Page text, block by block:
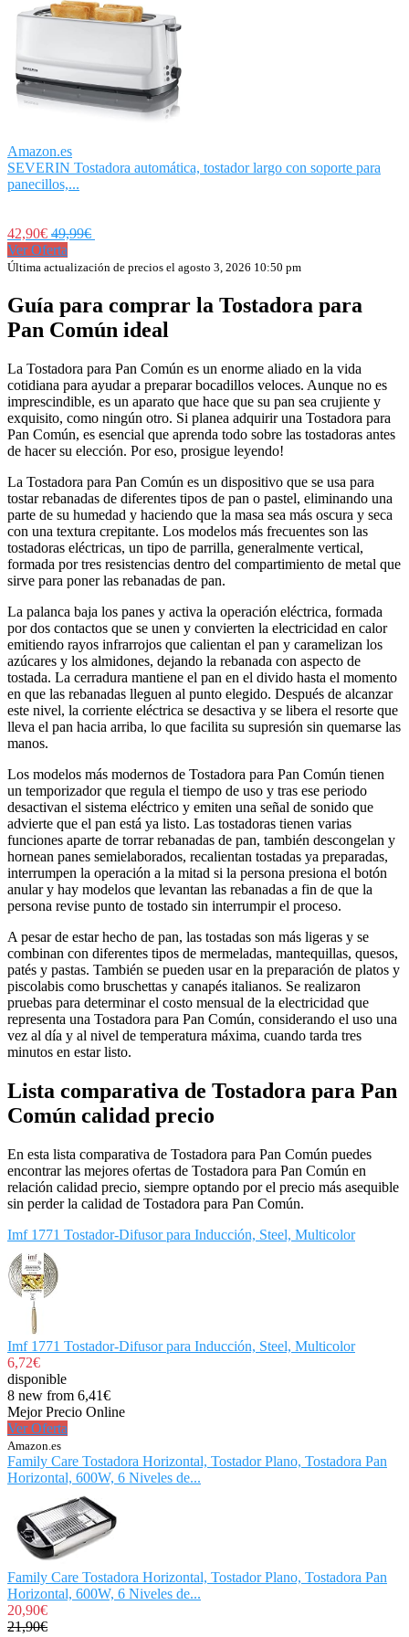
Amazon.es
SEVERIN Tostadora automática, tostador largo con soporte para
panecillos,...
42,90€ 49,99€
Ver Oferta
Última actualización de precios el agosto 3, 2026 10:50 pm
Guía para comprar la Tostadora para
Pan Común ideal
La Tostadora para Pan Común es un enorme aliado en la vida
cotidiana para ayudar a preparar bocadillos veloces. Aunque no es
imprescindible, es un aparato que hace que su pan sea crujiente y
exquisito, como ningún otro. Si planea adquirir una Tostadora para
Pan Común, es esencial que aprenda todo sobre las tostadoras antes
de hacer su elección. Por eso, prosigue leyendo!
La Tostadora para Pan Común es un dispositivo que se usa para
tostar rebanadas de diferentes tipos de pan o pastel, eliminando una
parte de su humedad y haciendo que la masa sea más oscura y seca
con una textura crepitante. Los modelos más frecuentes son las
tostadoras eléctricas, un tipo de parrilla, generalmente vertical,
formada por tres resistencias dentro del compartimiento de metal que
sirve para poner las rebanadas de pan.
La palanca baja los panes y activa la operación eléctrica, formada
por dos contactos que se unen y convierten la electricidad en calor
emitiendo rayos infrarrojos que calientan el pan y caramelizan los
azúcares y los almidones, dejando la rebanada con aspecto de
tostada. La cerradura mantiene el pan en el divido hasta el momento
en que las rebanadas lleguen al punto elegido. Después de alcanzar
este nivel, la corriente eléctrica se desactiva y se libera el resorte que
lleva el pan hacia arriba, lo que facilita su supresión sin quemarse las
manos.
Los modelos más modernos de Tostadora para Pan Común tienen
un temporizador que regula el tiempo de uso y tras ese periodo
desactivan el sistema eléctrico y emiten una señal de sonido que
advierte que el pan está ya listo. Las tostadoras tienen varias
funciones aparte de torrar rebanadas de pan, también descongelan y
hornean panes semielaborados, recalientan tostadas ya preparadas,
interrumpen la operación a la mitad si la persona presiona el botón
anular y hay modelos que levantan las rebanadas a fin de que la
persona revise punto de tostado sin interrumpir el proceso.
A pesar de estar hecho de pan, las tostadas son más ligeras y se
combinan con diferentes tipos de mermeladas, mantequillas, quesos,
patés y pastas. También se pueden usar en la preparación de platos y
piscolabis como bruschettas y canapés italianos. Se realizaron
pruebas para determinar el costo mensual de la electricidad que
representa una Tostadora para Pan Común, considerando el uso una
vez al día y al nivel de temperatura máxima, cuando tarda tres
minutos en estar listo.
Lista comparativa de Tostadora para Pan
Común calidad precio
En esta lista comparativa de Tostadora para Pan Común puedes
encontrar las mejores ofertas de Tostadora para Pan Común en
relación calidad precio, siempre optando por el precio más asequible
sin perder la calidad de Tostadora para Pan Común.
Imf 1771 Tostador-Difusor para Inducción, Steel, Multicolor
Imf 1771 Tostador-Difusor para Inducción, Steel, Multicolor
6,72€
disponible
8 new from 6,41€
Mejor Precio Online
Ver Oferta
Amazon.es
Family Care Tostadora Horizontal, Tostador Plano, Tostadora Pan
Horizontal, 600W, 6 Niveles de...
Family Care Tostadora Horizontal, Tostador Plano, Tostadora Pan
Horizontal, 600W, 6 Niveles de...
20,90€
21,90€